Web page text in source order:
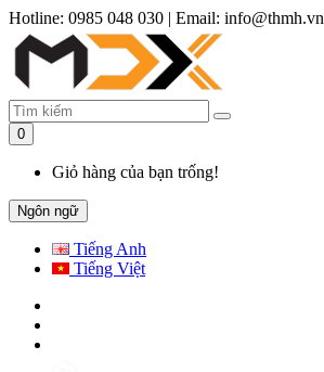
Hotline: 0985 048 030 | Email: info@thmh.vn
0
Giỏ hàng của bạn trống!
Ngôn ngữ
Tiếng Anh
Tiếng Việt